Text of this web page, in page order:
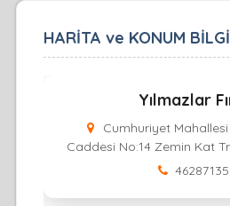
HARİTA ve KONUM
Yılmazlar
Cumhuriyet
Caddesi No:14 Zemin Kat